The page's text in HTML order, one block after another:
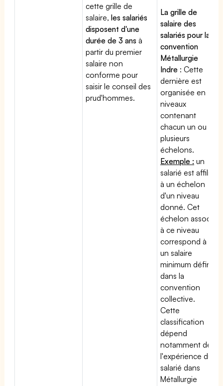
cette grille de
salaire,les salariés
disposent d'une
durée de 3 ans à
partir du premier
salaire non
conforme pour
saisir le conseil des
prud'hommes.
La grille de
salaire des
salariés pour la
convention
Métallurgie
Indre : Cette
dernière est
organisée en
niveaux
contenant
chacun un ou
plusieurs
échelons.
Exemple : un
salarié est affilié
à un échelon
d'un niveau
donné. Cet
échelon associé
à ce niveau
correspond à
un salaire
minimum défini
dans la
convention
collective.
Cette
classification
dépend
notamment de
l'expérience du
salarié dans
Métallurgie